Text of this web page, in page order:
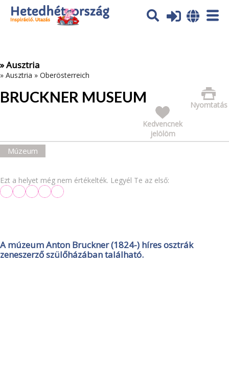
Az oldal sütiket (cookies) használ. További tájékoztatás itt:
Adatvédelmi tájékoztató
» Ausztria
» Ausztria » Oberösterreich
BRUCKNER MUSEUM
Nyomtatás
Kedvencnek
jelölöm
Múzeum
Ezt a helyet még nem értékelték. Legyél Te az első:
A múzeum Anton Bruckner (1824-) híres osztrák
zeneszerző szülőházában található.